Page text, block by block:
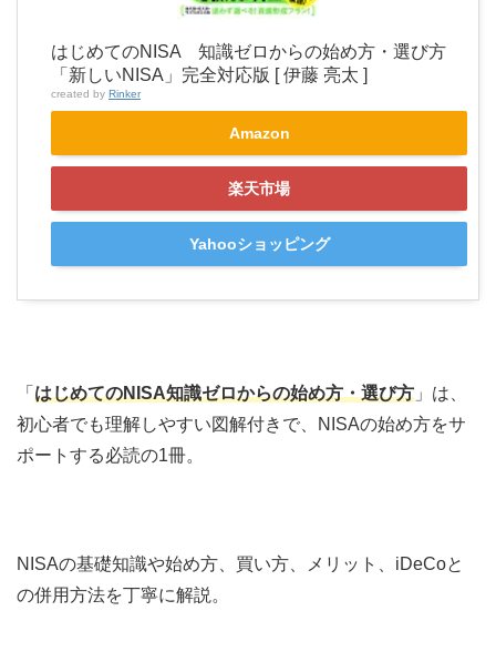
はじめてのNISA 知識ゼロからの始め方・選び方
「新しいNISA」完全対応版 [ 伊藤 亮太 ]
created by Rinker
Amazon
楽天市場
Yahooショッピング
「 はじめてのNISA知識ゼロからの始め方・選び方 」は、
初心者でも理解しやすい図解付きで、NISAの始め方をサ
ポートする必読の1冊。
NISAの基礎知識や始め方、買い方、メリット、iDeCoと
の併用方法を丁寧に解説。